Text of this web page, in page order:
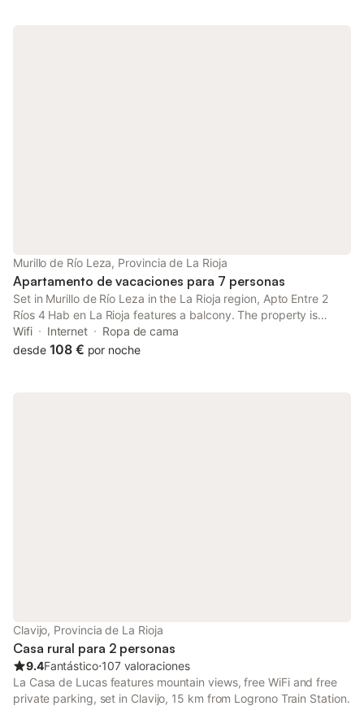
Murillo de Río Leza, Provincia de La Rioja
Apartamento de vacaciones para 7 personas
Set in Murillo de Río Leza in the La Rioja region, Apto Entre 2
Ríos 4 Hab en La Rioja features a balcony. The property is
situated 14 km from International University of La Rioja, 15 km
from La Rioja University and 15 km from Logroño Town Hall.
Wifi Internet
Ropa de cama
desde 108 € por noche
Clavijo, Provincia de La Rioja
Casa rural para 2 personas
9.4Fantástico⋅107 valoraciones
La Casa de Lucas features mountain views, free WiFi and free
private parking, set in Clavijo, 15 km from Logrono Train Station.